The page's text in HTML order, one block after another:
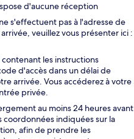
d'aucune réception
s'effectuent pas à l'adresse de
veuillez vous présenter ici :
les instructions
d'accès dans un délai de
arrivée. Vous accéderez à votre
privée.
au moins 24 heures avant
coordonnées indiquées sur la
afin de prendre les